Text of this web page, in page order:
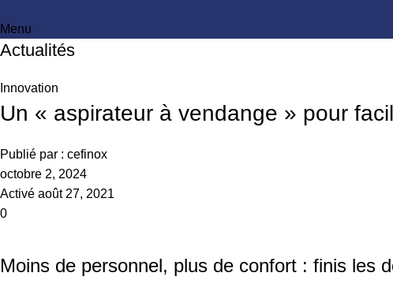
Menu
Actualités
Innovation
Un « aspirateur à vendange » pour
Publié par : cefinox
octobre 2, 2024
Activé août 27, 2021
0
Moins de personnel, plus de confort : finis les